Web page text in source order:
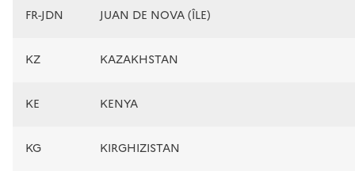
FR-JDN JUAN DE NOVA (ÎLE)
KZ KAZAKHSTAN
KE KENYA
KG KIRGHIZISTAN